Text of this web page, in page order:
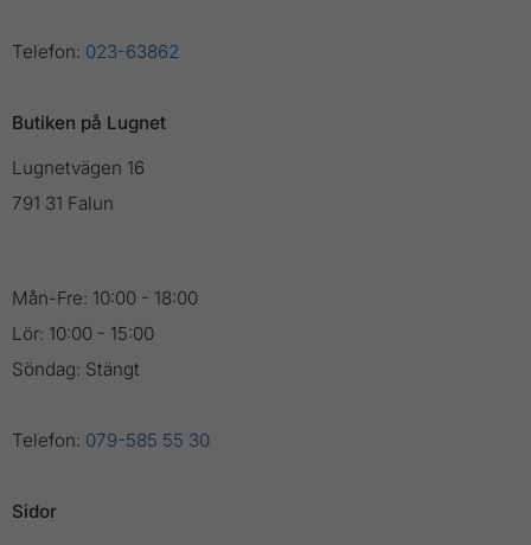
Telefon: 023-63862
Butiken på Lugnet
Lugnetvägen 16
791 31 Falun
Mån-Fre: 10:00 - 18:00
Lör: 10:00 - 15:00
Söndag: Stängt
Telefon: 079-585 55 30
Sidor